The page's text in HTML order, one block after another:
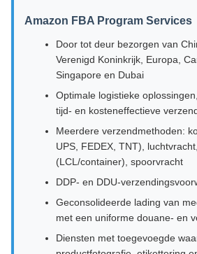
Amazon FBA Program Services
Door tot deur bezorgen van
Verenigd Koninkrijk, Europa,
Singapore en Dubai
Optimale logistieke
tijd- en kosteneffectieve
Meerdere verzendmethoden:
UPS, FEDEX, TNT),
(LCL/container), spoorvracht
DDP- en DDU-
Geconsolideerde lading van
met een uniforme douane- en
Diensten met toegevoegde